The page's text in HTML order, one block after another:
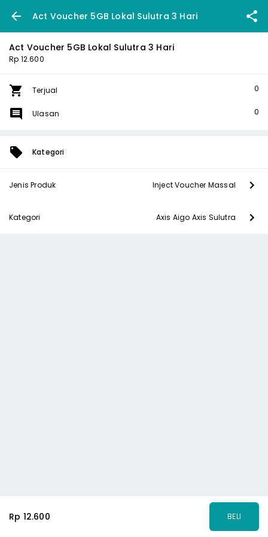
Act Voucher 5GB Lokal Sulutra 3 Hari
Act Voucher 5GB Lokal Sulutra 3 Hari
Rp 12.600
Terjual 0
Ulasan 0
Kategori
Jenis Produk Inject Voucher Massal
Kategori Axis Aigo Axis Sulutra
Rp 12.600 BELI